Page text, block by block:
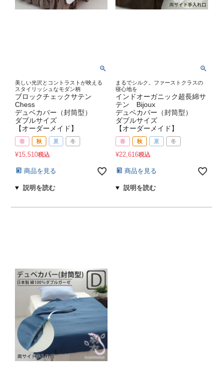
美しい光沢とコントラストが映える
スタイリッシュなモダン柄
ブロックチェックサテン
Chess
デュベカバー（封筒型）
ダブルサイズ
【オーダーメイド】
春 秋 夏 冬
¥15,510税込
商品を見る
まるでシルク。ファーストクラスの
寝心地を
インドオーガニック超長綿サ
テン Bijoux
デュベカバー（封筒型）
ダブルサイズ
【オーダーメイド】
春 秋 夏 冬
¥22,616税込
商品を見る